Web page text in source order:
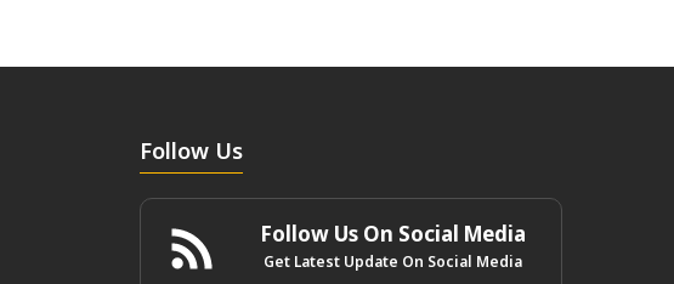
Follow Us
Follow Us On Social Media
Get Latest Update On Social Media